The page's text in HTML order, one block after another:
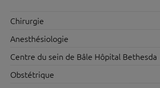
Chirurgie
La spécialité couvre le large spectre des
blessures chirurgicales courantes. Des
généralistes ayant leur cabinet dans le
Ville et de Bâle-Campagne sont accrédités au
Spital. En tant que médecins agréés, ils
Anesthésiologie
La clinique d'anesthésiologie accompagne
patientes et patients par an avant, pendant et
interventions chirurgicales. Nous proposons
des prestations d'anesthésie générale et
Centre du sein de Bâle Hôpital Bethesda
Le Brustzentrum Basel Bethesda Spital réunit
confortablement sous un même toit les
Obstétrique